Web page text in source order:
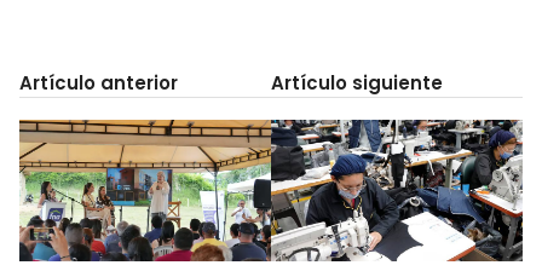
Artículo anterior Artículo siguiente